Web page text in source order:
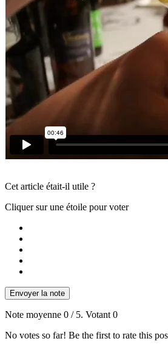
Cet article était-il utile ?
Cliquer sur une étoile pour voter
Envoyer la note
Note moyenne 0 / 5. Votant 0
No votes so far! Be the first to rate this